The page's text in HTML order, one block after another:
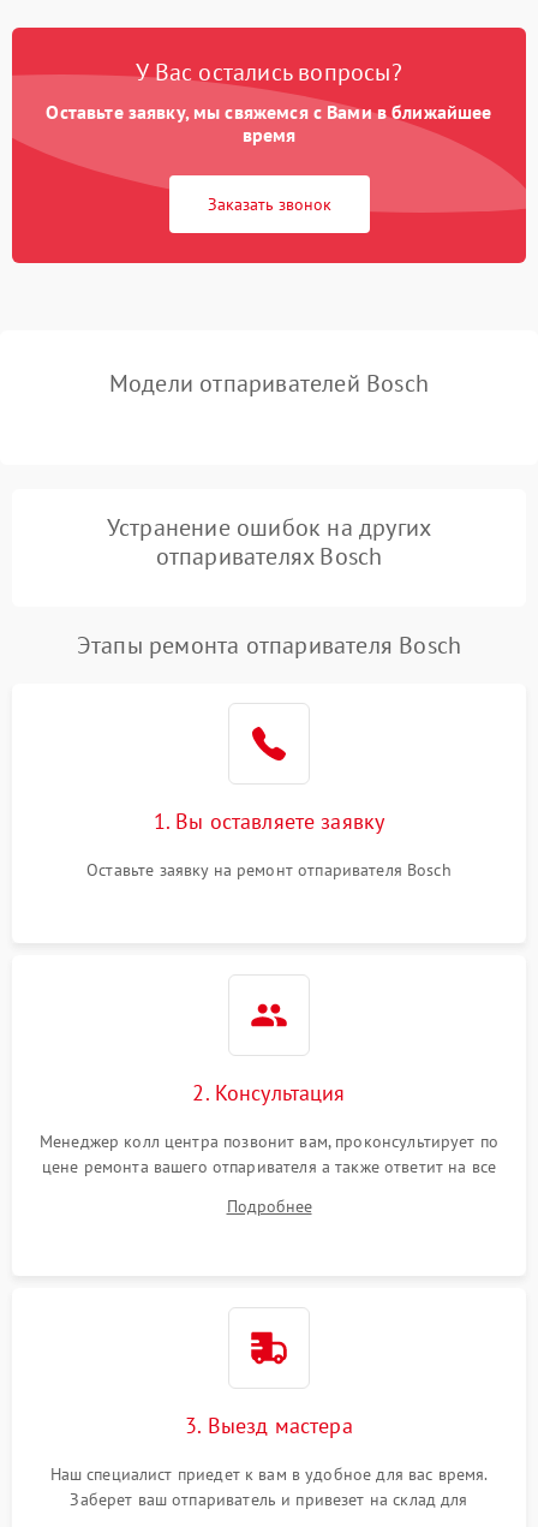
Поломка системы
500 ₽ Подробнее →
Поломка системы защиты
от короткого замыкания
1000 ₽ Подробнее →
Поломка системы защиты
1000 ₽ Подробнее →
У Вас остались вопросы?
Оставьте заявку, мы свяжемся с Вами в ближайшее
время
Заказать звонок
Модели отпаривателей Bosch
Устранение ошибок на других
отпаривателях Bosch
Этапы ремонта отпаривателя Bosch
1. Вы оставляете заявку
Оставьте заявку на ремонт отпаривателя Bosch
2. Консультация
Менеджер колл центра позвонит вам, проконсультирует по
цене ремонта вашего отпаривателя а также ответит на все
Подробнее
3. Выезд мастера
Наш специалист приедет к вам в удобное для вас время.
Заберет ваш отпариватель и привезет на склад для